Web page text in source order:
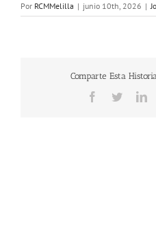
Por RCMMelilla | junio 10th, 2026 |
Comparte Esta
Facebook
Twitter